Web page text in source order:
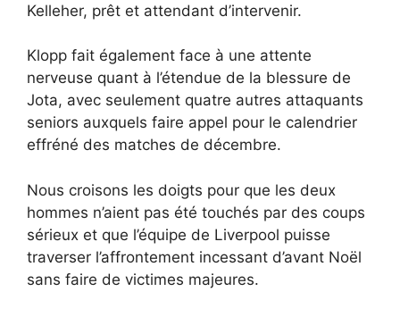
Kelleher, prêt et attendant d’intervenir.
Klopp fait également face à une attente
nerveuse quant à l’étendue de la blessure de
Jota, avec seulement quatre autres attaquants
seniors auxquels faire appel pour le calendrier
effréné des matches de décembre.
Nous croisons les doigts pour que les deux
hommes n’aient pas été touchés par des coups
sérieux et que l’équipe de Liverpool puisse
traverser l’affrontement incessant d’avant Noël
sans faire de victimes majeures.